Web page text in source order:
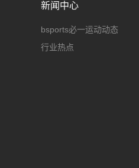
新闻中心
bsports必一运动动态
行业热点